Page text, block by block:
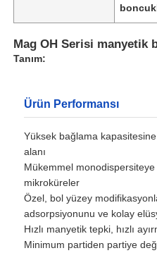
Mag OH Serisi manyetik
Tanım:
Ürün Performansı
Yüksek bağlama
alanı
Mükemmel
mikroküreler
Özel, bol yüzey
adsorpsiyonunu ve kolay
Hızlı manyetik tepki, hızlı
Minimum partiden partiye